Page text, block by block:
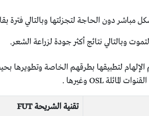
دون الحاجة لتجزئتها وبالتالي فترة
وبالتالي نتائج أكثر جودة لزراعة الشعر.
الإلهام لتطبيقها بطرقهم الخاصة وتطويرها
تقنية الشريحةFUT